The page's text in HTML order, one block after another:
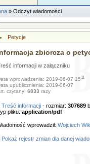
» Odczyt wiadomości
Petycje
zbiorcza o
informacji w załączniku
wprowadzenia: 2019-06-07 1511
upublicznienia: 2019-06-07
czytany: 6833 razy
Treść informacji- rozmiar: 307689
pliku: application/pdf
wprowadził: Wojciech
Pokaż rejestr zmian dla danej